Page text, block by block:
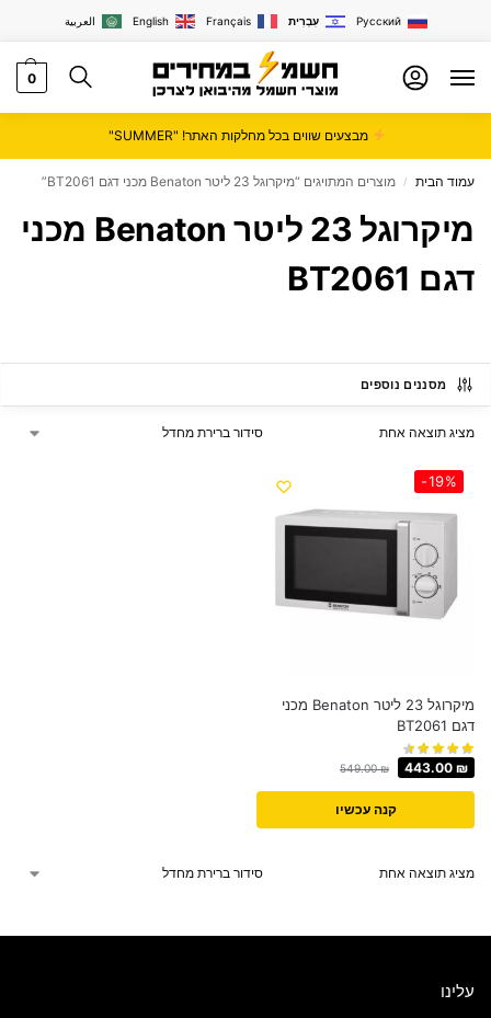
العربية English Français עִבְרִית Русский
0
מבצעים שווים בכל מחלקות האתר! "SUMMER"
עמוד הבית / מוצרים המתויגים “מיקרוגל 23 ליטר Benaton מכני דגם BT2061”
מיקרוגל 23 ליטר Benaton מכני
דגם BT2061
מסננים נוספים
מציג תוצאה אחת
-19%
מיקרוגל 23 ליטר Benaton מכני
דגם BT2061
549.00₪ 443.00 ₪
קנה עכשיו
מציג תוצאה אחת
עלינו